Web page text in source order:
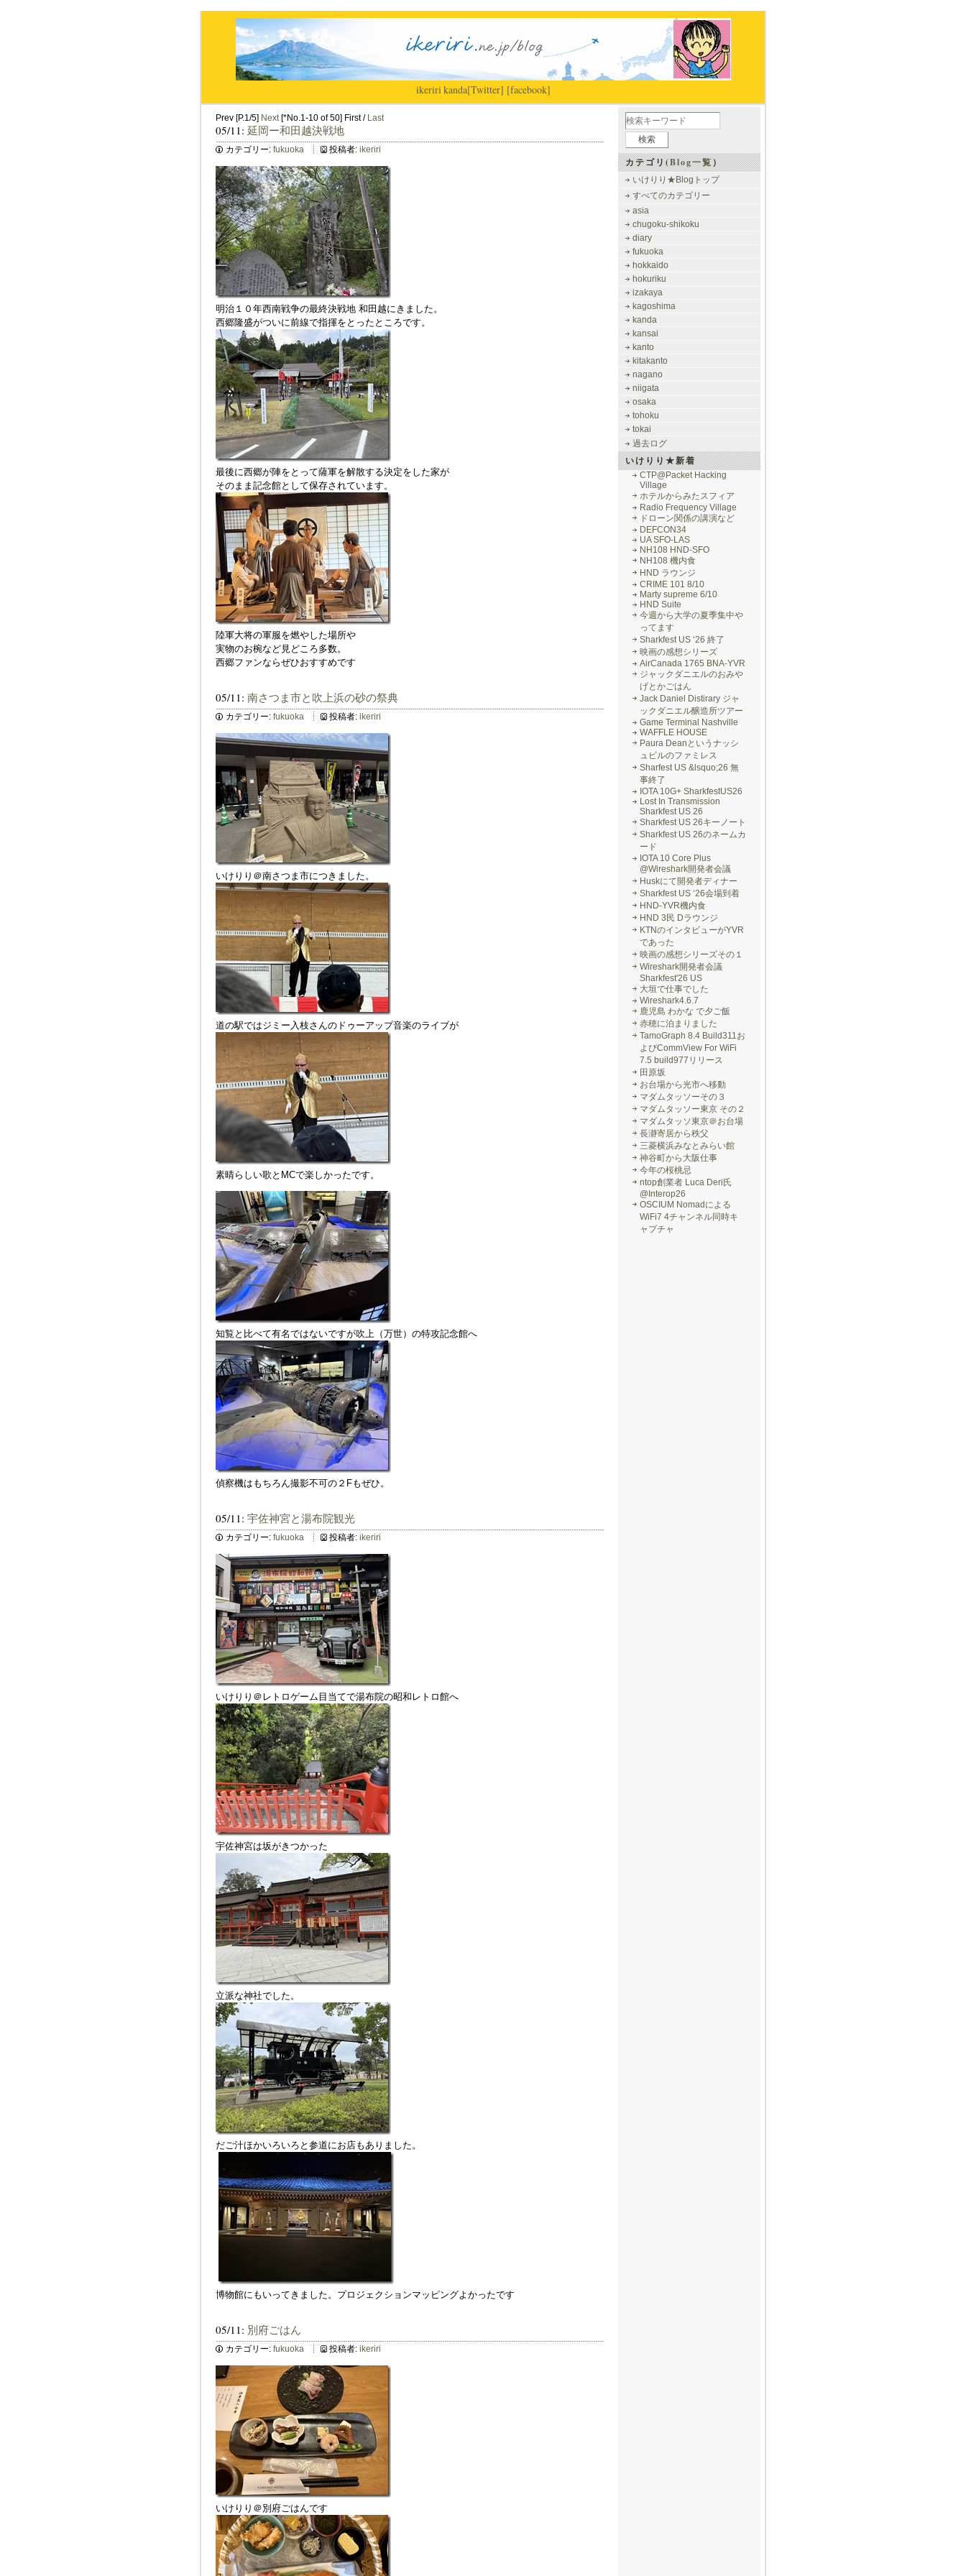
ikeriri|kanda[Twitter] [facebook]
Prev [P.1/5] Next[*No.1-10 of 50] First / Last
05/11: 延岡ー和田越決戦地
カテゴリー: fukuoka 投稿者: ikeriri
明治１０年西南戦争の最終決戦地 和田越にきました。
西郷隆盛がついに前線で指揮をとったところです。
最後に西郷が陣をとって薩軍を解散する決定をした家が
そのまま記念館として保存されています。
陸軍大将の軍服を燃やした場所や
実物のお椀など見どころ多数。
西郷ファンならぜひおすすめです
05/11: 南さつま市と吹上浜の砂の祭典
カテゴリー: fukuoka 投稿者: ikeriri
いけりり＠南さつま市につきました。
道の駅ではジミー入枝さんのドゥーアップ音楽のライブが
素晴らしい歌とMCで楽しかったです。
知覧と比べて有名ではないですが吹上（万世）の特攻記念館へ
偵察機はもちろん撮影不可の２Fもぜひ。
05/11: 宇佐神宮と湯布院観光
カテゴリー: fukuoka 投稿者: ikeriri
いけりり＠レトロゲーム目当てで湯布院の昭和レトロ館へ
宇佐神宮は坂がきつかった
立派な神社でした。
だご汁ほかいろいろと参道にお店もありました。
博物館にもいってきました。プロジェクションマッピングよかったです
05/11: 別府ごはん
カテゴリー: fukuoka 投稿者: ikeriri
いけりり＠別府ごはんです
カテゴリ(Blog一覧）
いけりり★Blogトップ
すべてのカテゴリー
asia
chugoku-shikoku
diary
fukuoka
hokkaido
hokuriku
izakaya
kagoshima
kanda
kansai
kanto
kitakanto
nagano
niigata
osaka
tohoku
tokai
過去ログ
いけりり★新着
CTP@Packet Hacking
Village
ホテルからみたスフィア
Radio Frequency Village
ドローン関係の講演など
DEFCON34
UA SFO-LAS
NH108 HND-SFO
NH108 機内食
HND ラウンジ
CRIME 101 8/10
Marty supreme 6/10
HND Suite
今週から大学の夏季集中や
ってます
Sharkfest US ‘26 終了
映画の感想シリーズ
AirCanada 1765 BNA-YVR
ジャックダニエルのおみや
げとかごはん
Jack Daniel Distirary ジャ
ックダニエル醸造所ツアー
Game Terminal Nashville
WAFFLE HOUSE
Paura Deanというナッシ
ュビルのファミレス
Sharfest US &lsquo;26 無
事終了
IOTA 10G+ SharkfestUS26
Lost In Transmission
Sharkfest US 26
Sharkfest US 26キーノート
Sharkfest US 26のネームカ
ード
IOTA 10 Core Plus
@Wireshark開発者会議
Huskにて開発者ディナー
Sharkfest US ‘26会場到着
HND-YVR機内食
HND 3民 Dラウンジ
KTNのインタビューがYVR
であった
映画の感想シリーズその１
Wireshark開発者会議
Sharkfest'26 US
大垣で仕事でした
Wireshark4.6.7
鹿児島 わかな で夕ご飯
赤穂に泊まりました
TamoGraph 8.4 Build311お
よびCommView For WiFi
7.5 build977リリース
田原坂
お台場から光市へ移動
マダムタッソーその３
マダムタッソー東京 その２
マダムタッソ東京＠お台場
長瀞寄居から秩父
三菱横浜みなとみらい館
神谷町から大阪仕事
今年の桜桃忌
ntop創業者 Luca Deri氏
@Interop26
OSCIUM Nomadによる
WiFi7 4チャンネル同時キ
ャプチャ